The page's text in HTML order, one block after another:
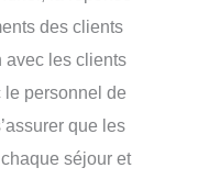
des clients
avec les clients
personnel de
que les
séjour et